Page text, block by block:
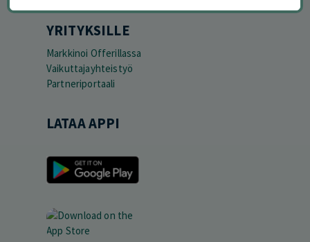
YRITYKSILLE
Markkinoi Offerillassa
Vaikuttajayhteistyö
Partneriportaali
LATAA APPI